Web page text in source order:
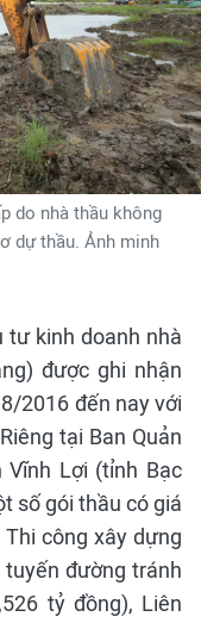
do nhà thầu không
dự thầu. Ảnh minh
tư kinh doanh nhà
được ghi nhận
2016 đến nay với
tại Ban Quản
Lợi (tỉnh Bạc
số gói thầu có giá
công xây dựng
đường tránh
tỷ đồng), Liên